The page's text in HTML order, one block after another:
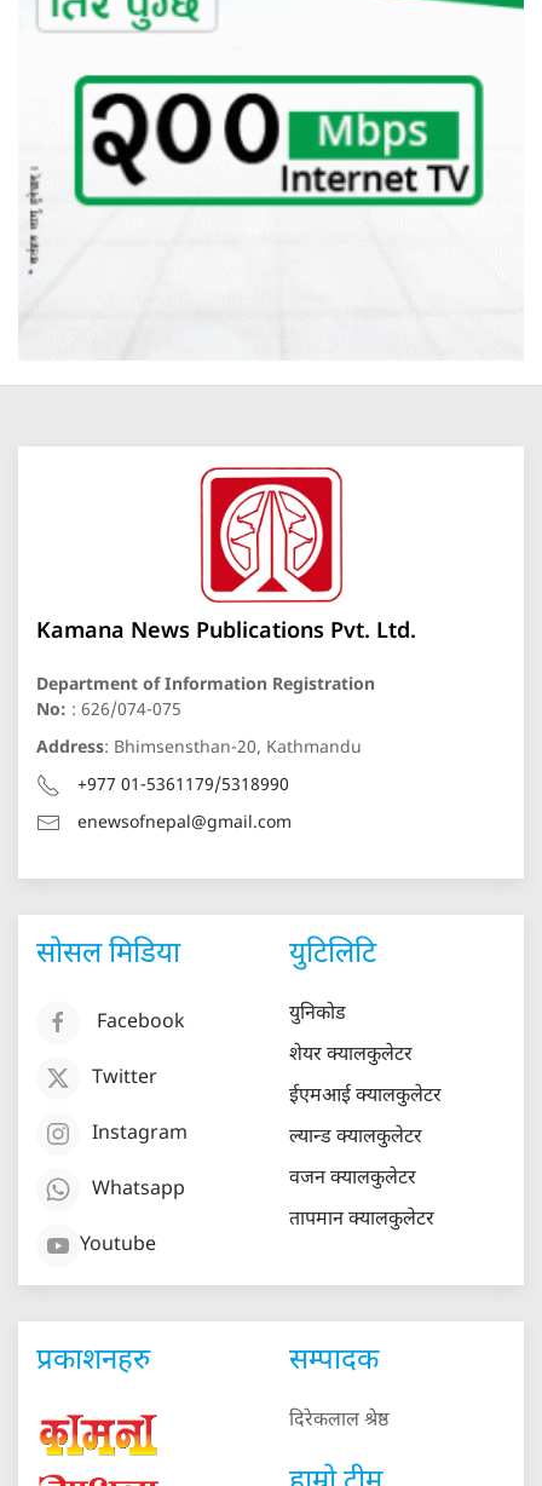
Kamana News Publications Pvt. Ltd.
Department of Information Registration
No: : 626/074-075
Address: Bhimsensthan-20, Kathmandu
+977 01-5361179/5318990
enewsofnepal@gmail.com
सोसल मिडिया
Facebook
Twitter
Instagram
Whatsapp
Youtube
युटिलिटि
युनिकोड
शेयर क्यालकुलेटर
ईएमआई क्यालकुलेटर
ल्यान्ड क्यालकुलेटर
वजन क्यालकुलेटर
तापमान क्यालकुलेटर
प्रकाशनहरु सम्पादक
दिरेकलाल श्रेष्ठ